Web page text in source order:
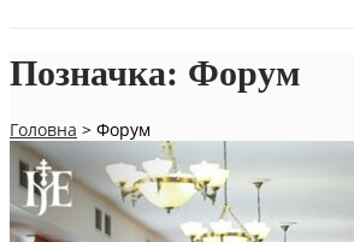
Позначка: Форум
Головна > Форум